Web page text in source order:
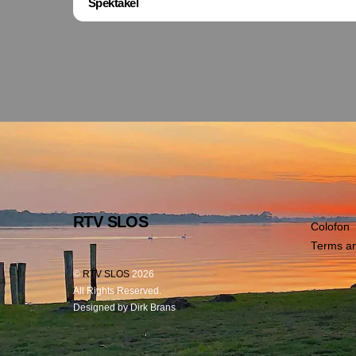
Spektakel
RTV SLOS Colofon
Terms
©RTV SLOS 2026
All Rights Reserved.
Designed by Dirk Brans